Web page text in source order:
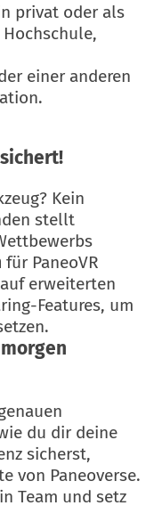
privat oder als
einer anderen
Kein
stellt
für PaneoVR
erweiterten
Features, um
du dir deine
sicherst,
von Paneoverse.
Team und setz